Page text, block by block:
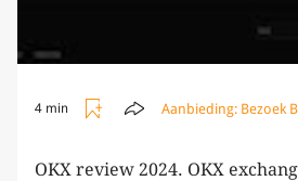
4 min Aanbieding: Bezoek
OKX review 2024. OKX